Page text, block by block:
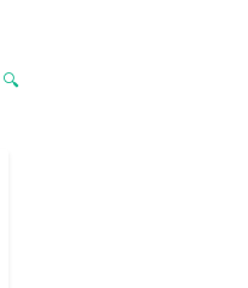
🔍